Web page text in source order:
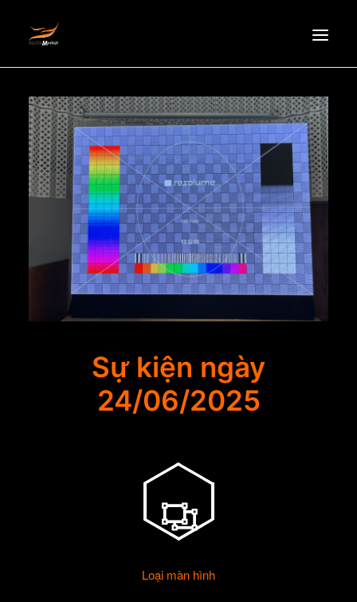
HOMEPAGE
ABOUT US
NEWS
PRODUCTS
PARTNERS
RECRUITMENT
CONTACT
EN
Sự kiện ngày
24/06/2025
Loại màn hình